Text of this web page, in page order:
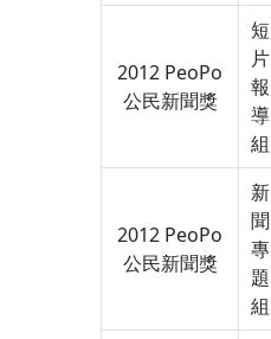
2012 PeoPo
公民新聞獎
短
片
報
導
組
2012 PeoPo
公民新聞獎
新
聞
專
題
組